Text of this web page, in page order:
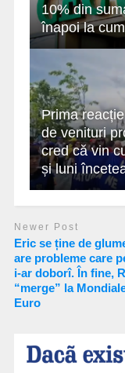
10% din
înapoi la
Prima
de venituri
cred că vin
și luni
Newer Post
Eric se ține de
are probleme care
i-ar doborî. În fine,
“merge” la
Euro